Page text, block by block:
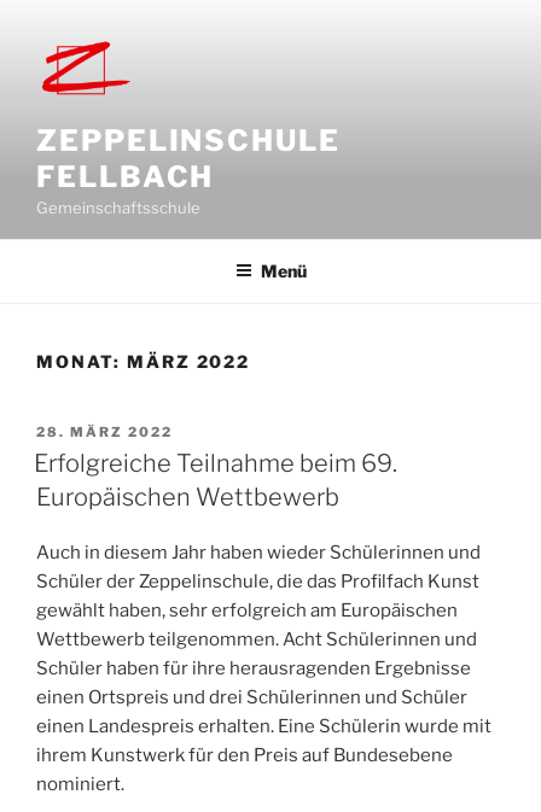
springen
ZEPPELINSCHULE
FELLBACH
Gemeinschaftsschule
Menü
MONAT: MÄRZ 2022
VERÖFFENTLICHT
AM
28. MÄRZ 2022
Erfolgreiche Teilnahme beim 69.
Europäischen Wettbewerb
Auch in diesem Jahr haben wieder Schülerinnen und
Schüler der Zeppelinschule, die das Profilfach Kunst
gewählt haben, sehr erfolgreich am Europäischen
Wettbewerb teilgenommen. Acht Schülerinnen und
Schüler haben für ihre herausragenden Ergebnisse
einen Ortspreis und drei Schülerinnen und Schüler
einen Landespreis erhalten. Eine Schülerin wurde mit
ihrem Kunstwerk für den Preis auf Bundesebene
nominiert.